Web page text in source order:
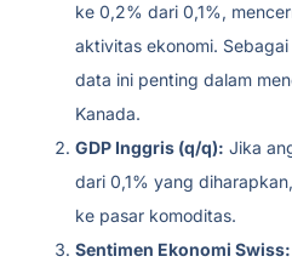
ke 0,2% dari 0,1%,
aktivitas ekonomi.
data ini penting dalam
Kanada.
GDP Inggris (q/q): Jika
dari 0,1% yang
ke pasar komoditas.
Sentimen Ekonomi Swiss: